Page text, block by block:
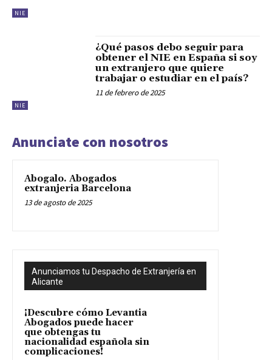
NIE
NIE
¿Qué pasos debo seguir para
obtener el NIE en España si soy
un extranjero que quiere
trabajar o estudiar en el país?
11 de febrero de 2025
Anunciate con nosotros
Abogalo. Abogados
extranjeria Barcelona
13 de agosto de 2025
Anunciamos tu Despacho de Extranjería en
Alicante
¡Descubre cómo Levantia
Abogados puede hacer
que obtengas tu
nacionalidad española sin
complicaciones!